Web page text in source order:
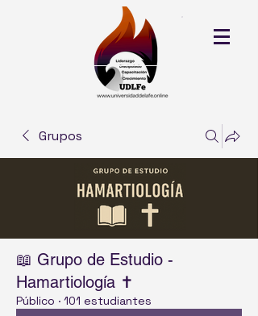
Grupos
📖 Grupo de Estudio -
Hamartiología ✝️
Público · 101 estudiantes